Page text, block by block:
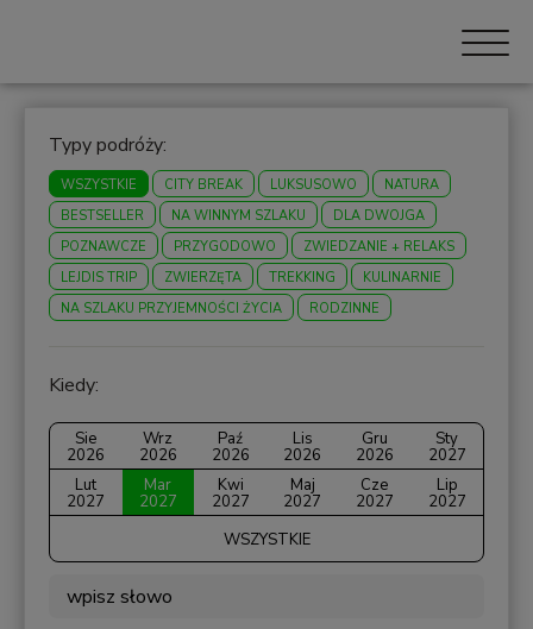
Typy podróży:
WSZYSTKIE CITY BREAK LUKSUSOWO
NATURA
BESTSELLER
NA WINNYM SZLAKU
DLA DWOJGA
POZNAWCZE
PRZYGODOWO
ZWIEDZANIE + RELAKS
LEJDIS TRIP
ZWIERZĘTA TREKKING
KULINARNIE
NA SZLAKU PRZYJEMNOŚCI ŻYCIA
RODZINNE
Kiedy:
Sie
2026
Wrz
2026
Paź
2026
Lis
2026
Gru
2026
Sty
2027
Lut
2027
Mar
2027
Kwi
2027
Maj
2027
Cze
2027
Lip
2027
WSZYSTKIE